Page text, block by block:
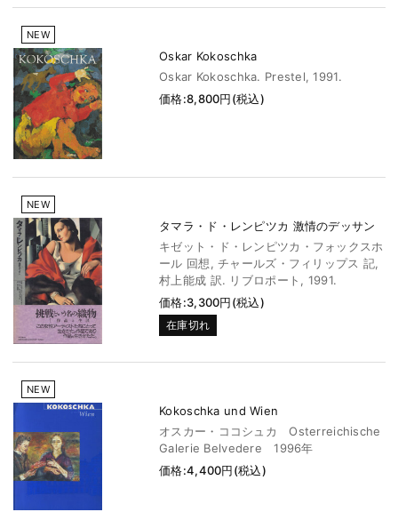
NEW
Oskar Kokoschka
Oskar Kokoschka. Prestel, 1991.
価格:8,800円(税込)
NEW
タマラ・ド・レンピツカ 激情のデッサン
キゼット・ド・レンピツカ・フォックスホ
ール 回想, チャールズ・フィリップス 記,
村上能成 訳. リブロポート, 1991.
価格:3,300円(税込)
在庫切れ
NEW
Kokoschka und Wien
オスカー・ココシュカ Osterreichische
Galerie Belvedere 1996年
価格:4,400円(税込)